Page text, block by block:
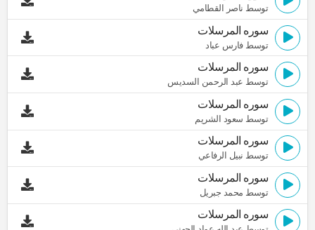
توسط ناصر القطامي
سوره المرسلات
توسط فارس عباد
سوره المرسلات
توسط عبد الرحمن السديس
سوره المرسلات
توسط سعود الشريم
سوره المرسلات
توسط نبيل الرفاعي
سوره المرسلات
توسط محمد جبريل
سوره المرسلات